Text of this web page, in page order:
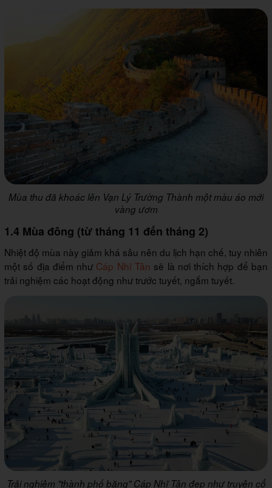
Mùa thu đã khoác lên Vạn Lý Trường Thành một màu áo mới
vàng ươm
1.4 Mùa đông (từ tháng 11 đến tháng 2)
Nhiệt độ mùa này giảm khá sâu nên du lịch hạn chế, tuy nhiên
một số địa điểm như Cáp Nhĩ Tân sẽ là nơi thích hợp để bạn
trải nghiệm các hoạt động như trước tuyết, ngắm tuyết.
Trải nghiệm "thành phố băng" Cáp Nhĩ Tân đẹp như truyện cổ